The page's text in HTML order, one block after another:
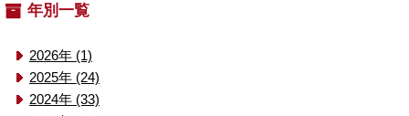
年別一覧
2026年 (1)
2025年 (24)
2024年 (33)